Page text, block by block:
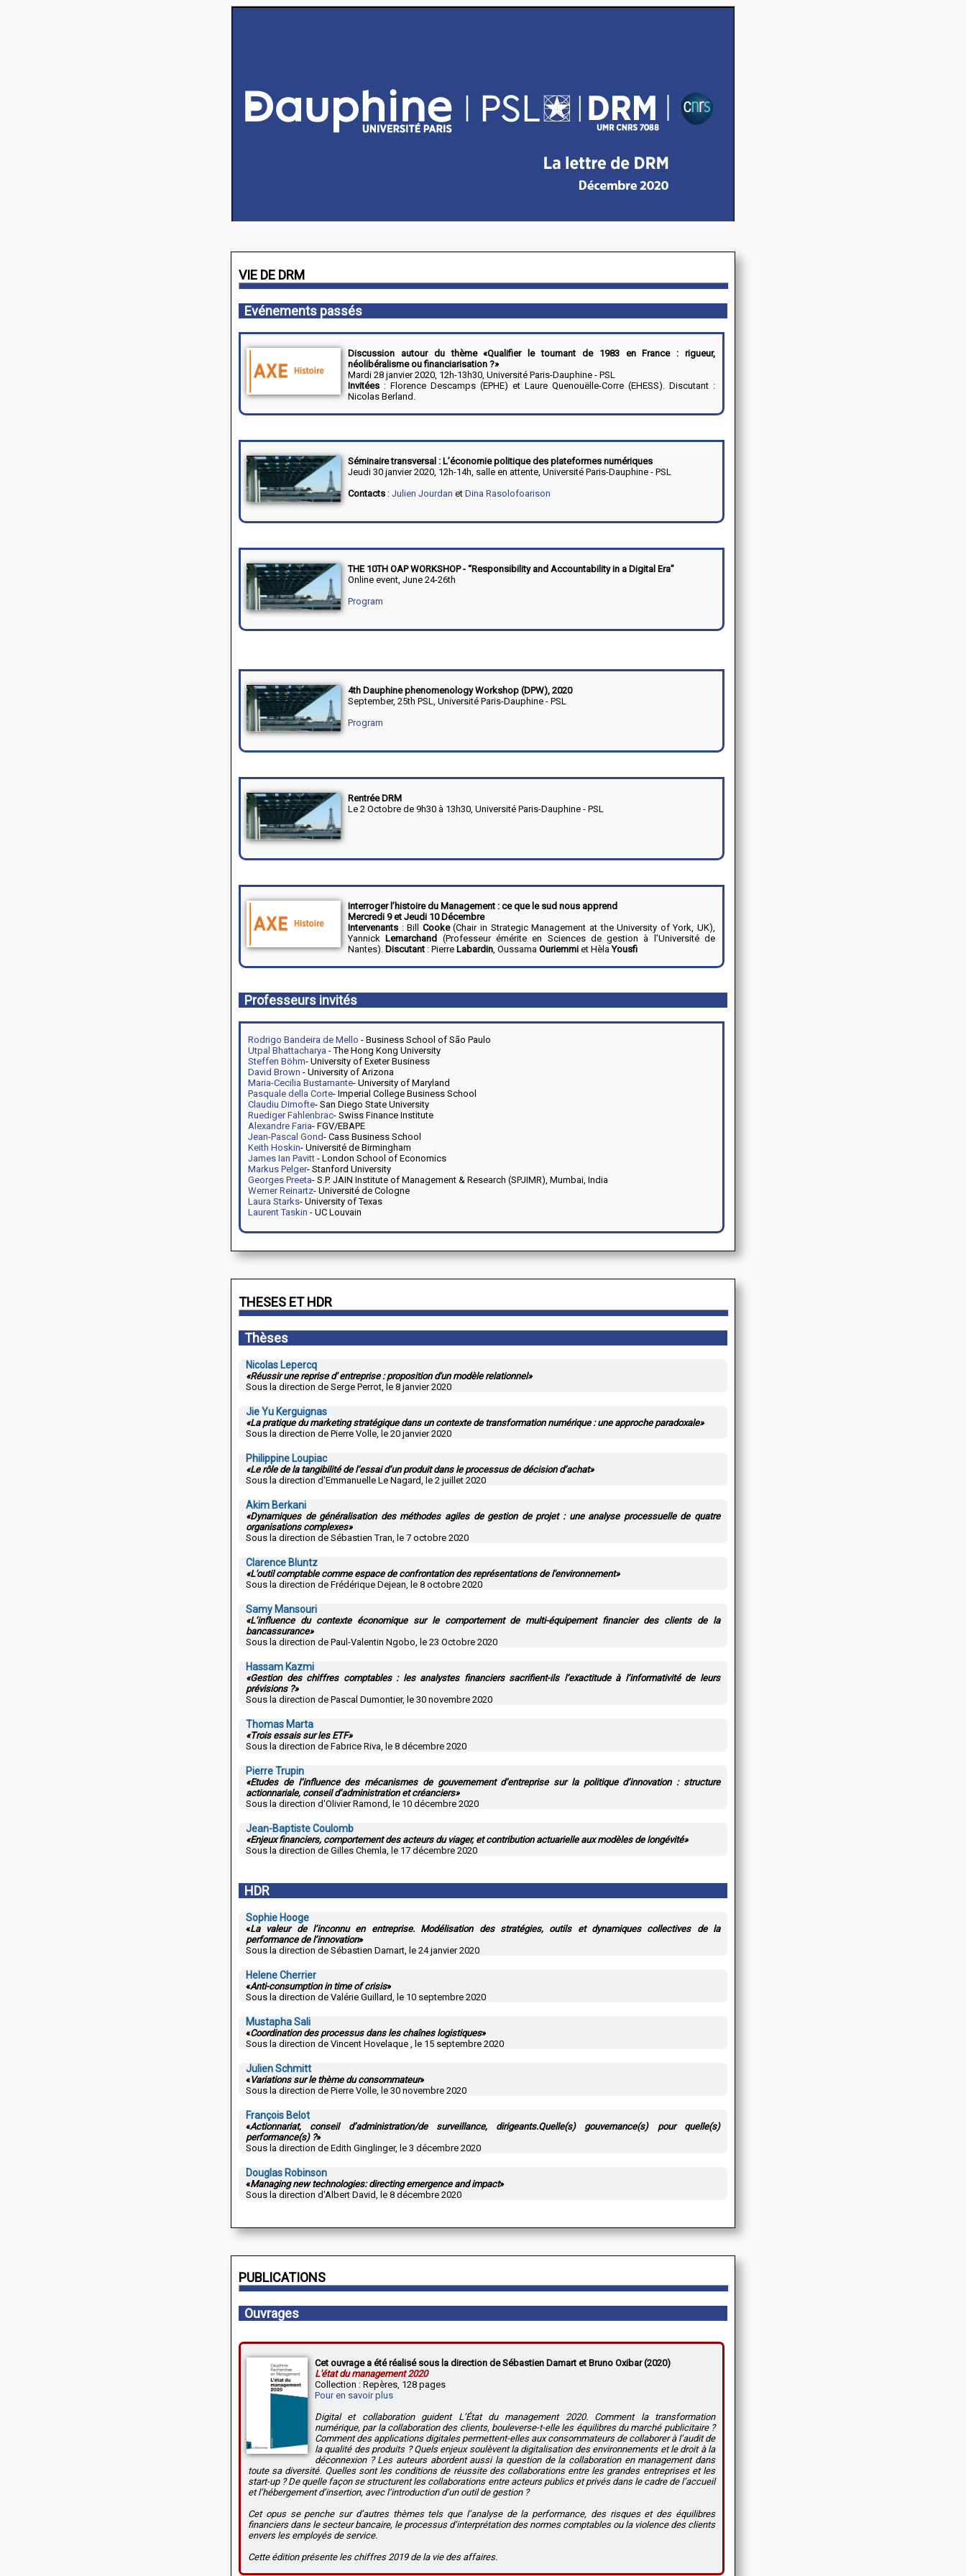
VIE DE DRM
Evénements passés
Discussion autour du thème «Qualifier le tournant de 1983 en France : rigueur,
néolibéralisme ou financiarisation ?»
Mardi 28 janvier 2020, 12h-13h30, Université Paris-Dauphine - PSL
Invitées : Florence Descamps (EPHE) et Laure Quenouëlle-Corre (EHESS). Discutant :
Nicolas Berland.
Séminaire transversal : L’économie politique des plateformes numériques
Jeudi 30 janvier 2020, 12h-14h, salle en attente, Université Paris-Dauphine - PSL
Contacts : Julien Jourdan et Dina Rasolofoarison
THE 10TH OAP WORKSHOP - “Responsibility and Accountability in a Digital Era”
Online event, June 24-26th
Program
4th Dauphine phenomenology Workshop (DPW), 2020
September, 25th PSL, Université Paris-Dauphine - PSL
Program
Rentrée DRM
Le 2 Octobre de 9h30 à 13h30, Université Paris-Dauphine - PSL
Interroger l’histoire du Management : ce que le sud nous apprend
Mercredi 9 et Jeudi 10 Décembre
Intervenants : Bill Cooke(Chair in Strategic Management at the University of York, UK),
Yannick Lemarchand (Professeur émérite en Sciences de gestion à l’Université de
Nantes). Discutant : Pierre Labardin, Oussama Ouriemmi et HèlaYousfi
Professeurs invités
Rodrigo Bandeira de Mello - Business School of São Paulo
Utpal Bhattacharya - The Hong Kong University
Steffen Böhm- University of Exeter Business
David Brown - University of Arizona
Maria-Cecilia Bustamante- University of Maryland
Pasquale della Corte- Imperial College Business School
Claudiu Dimofte- San Diego State University
Ruediger Fahlenbrac- Swiss Finance Institute
Alexandre Faria- FGV/EBAPE
Jean-Pascal Gond- Cass Business School
Keith Hoskin- Université de Birmingham
James Ian Pavitt - London School of Economics
Markus Pelger- Stanford University
Georges Preeta- S.P. JAIN Institute of Management & Research (SPJIMR), Mumbai, India
Werner Reinartz- Université de Cologne
Laura Starks- University of Texas
Laurent Taskin - UC Louvain
THESES ET HDR
Thèses
Nicolas Lepercq
«Réussir une reprise d' entreprise : proposition d'un modèle relationnel»
Sous la direction de Serge Perrot, le 8 janvier 2020
Jie Yu Kerguignas
«La pratique du marketing stratégique dans un contexte de transformation numérique : une approche paradoxale»
Sous la direction de Pierre Volle, le 20 janvier 2020
Philippine Loupiac
«Le rôle de la tangibilité de l’essai d’un produit dans le processus de décision d’achat»
Sous la direction d'Emmanuelle Le Nagard, le 2 juillet 2020
Akim Berkani
«Dynamiques de généralisation des méthodes agiles de gestion de projet : une analyse processuelle de quatre
organisations complexes»
Sous la direction de Sébastien Tran, le 7 octobre 2020
Clarence Bluntz
«L'outil comptable comme espace de confrontation des représentations de l'environnement»
Sous la direction de Frédérique Dejean, le 8 octobre 2020
Samy Mansouri
«L’influence du contexte économique sur le comportement de multi-équipement financier des clients de la
bancassurance»
Sous la direction de Paul-Valentin Ngobo, le 23 Octobre 2020
Hassam Kazmi
«Gestion des chiffres comptables : les analystes financiers sacrifient-ils l’exactitude à l’informativité de leurs
prévisions ?»
Sous la direction de Pascal Dumontier, le 30 novembre 2020
Thomas Marta
«Trois essais sur les ETF»
Sous la direction de Fabrice Riva, le 8 décembre 2020
Pierre Trupin
«Etudes de l’influence des mécanismes de gouvernement d’entreprise sur la politique d’innovation : structure
actionnariale, conseil d’administration et créanciers»
Sous la direction d'Olivier Ramond, le 10 décembre 2020
Jean-Baptiste Coulomb
«Enjeux financiers, comportement des acteurs du viager, et contribution actuarielle aux modèles de longévité»
Sous la direction de Gilles Chemla, le 17 décembre 2020
HDR
Sophie Hooge
«La valeur de l’inconnu en entreprise. Modélisation des stratégies, outils et dynamiques collectives de la
performance de l’innovation»
Sous la direction de Sébastien Damart, le 24 janvier 2020
Helene Cherrier
«Anti-consumption in time of crisis»
Sous la direction de Valérie Guillard, le 10 septembre 2020
Mustapha Sali
«Coordination des processus dans les chaînes logistiques»
Sous la direction de Vincent Hovelaque , le 15 septembre 2020
Julien Schmitt
«Variations sur le thème du consommateur»
Sous la direction de Pierre Volle, le 30 novembre 2020
François Belot
«Actionnariat, conseil d’administration/de surveillance, dirigeants.Quelle(s) gouvernance(s) pour quelle(s)
performance(s) ?»
Sous la direction de Edith Ginglinger, le 3 décembre 2020
Douglas Robinson
«Managing new technologies: directing emergence and impact»
Sous la direction d'Albert David, le 8 décembre 2020
PUBLICATIONS
Ouvrages
Cet ouvrage a été réalisé sous la direction de Sébastien Damart et Bruno Oxibar (2020)
L'état du management 2020
Collection : Repères, 128 pages
Pour en savoir plus
Digital et collaboration guident L’État du management 2020. Comment la transformation
numérique, par la collaboration des clients, bouleverse-t-elle les équilibres du marché publicitaire ?
Comment des applications digitales permettent-elles aux consommateurs de collaborer à l’audit de
la qualité des produits ? Quels enjeux soulèvent la digitalisation des environnements et le droit à la
déconnexion ? Les auteurs abordent aussi la question de la collaboration en management dans
toute sa diversité. Quelles sont les conditions de réussite des collaborations entre les grandes entreprises et les
start-up ? De quelle façon se structurent les collaborations entre acteurs publics et privés dans le cadre de l’accueil
et l’hébergement d’insertion, avec l’introduction d’un outil de gestion ?
Cet opus se penche sur d’autres thèmes tels que l’analyse de la performance, des risques et des équilibres
financiers dans le secteur bancaire, le processus d’interprétation des normes comptables ou la violence des clients
envers les employés de service.
Cette édition présente les chiffres 2019 de la vie des affaires.